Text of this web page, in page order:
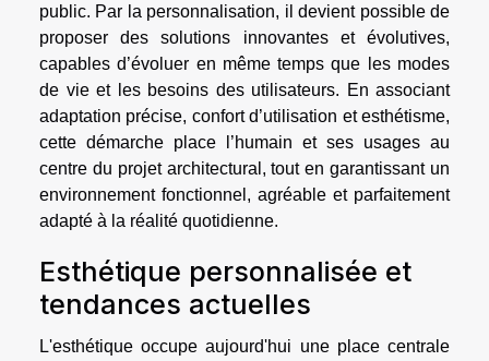
public. Par la personnalisation, il devient possible de
proposer des solutions innovantes et évolutives,
capables d’évoluer en même temps que les modes
de vie et les besoins des utilisateurs. En associant
adaptation précise, confort d’utilisation et esthétisme,
cette démarche place l’humain et ses usages au
centre du projet architectural, tout en garantissant un
environnement fonctionnel, agréable et parfaitement
adapté à la réalité quotidienne.
Esthétique personnalisée et
tendances actuelles
L'esthétique occupe aujourd'hui une place centrale